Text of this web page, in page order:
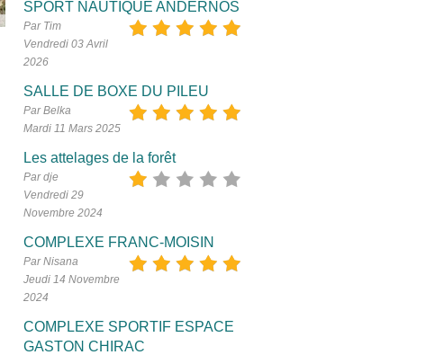
SPORT NAUTIQUE ANDERNOS
Par Tim
Vendredi 03 Avril
2026
SALLE DE BOXE DU PILEU
Par Belka
Mardi 11 Mars 2025
Les attelages de la forêt
Par dje
Vendredi 29
Novembre 2024
COMPLEXE FRANC-MOISIN
Par Nisana
Jeudi 14 Novembre
2024
COMPLEXE SPORTIF ESPACE
GASTON CHIRAC